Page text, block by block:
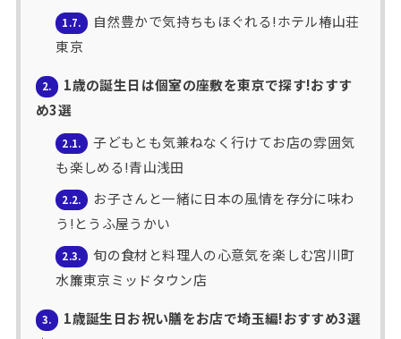
1.7.
自然豊かで気持ちもほぐれる!ホテル椿山荘
東京
2.
1歳の誕生日は個室の座敷を東京で探す!おすす
め3選
2.1.
子どもとも気兼ねなく行けてお店の雰囲気
も楽しめる!青山浅田
2.2.
お子さんと一緒に日本の風情を存分に味わ
う!とうふ屋うかい
2.3.
旬の食材と料理人の心意気を楽しむ宮川町
水簾東京ミッドタウン店
3.
1歳誕生日お祝い膳をお店で埼玉編!おすすめ3選